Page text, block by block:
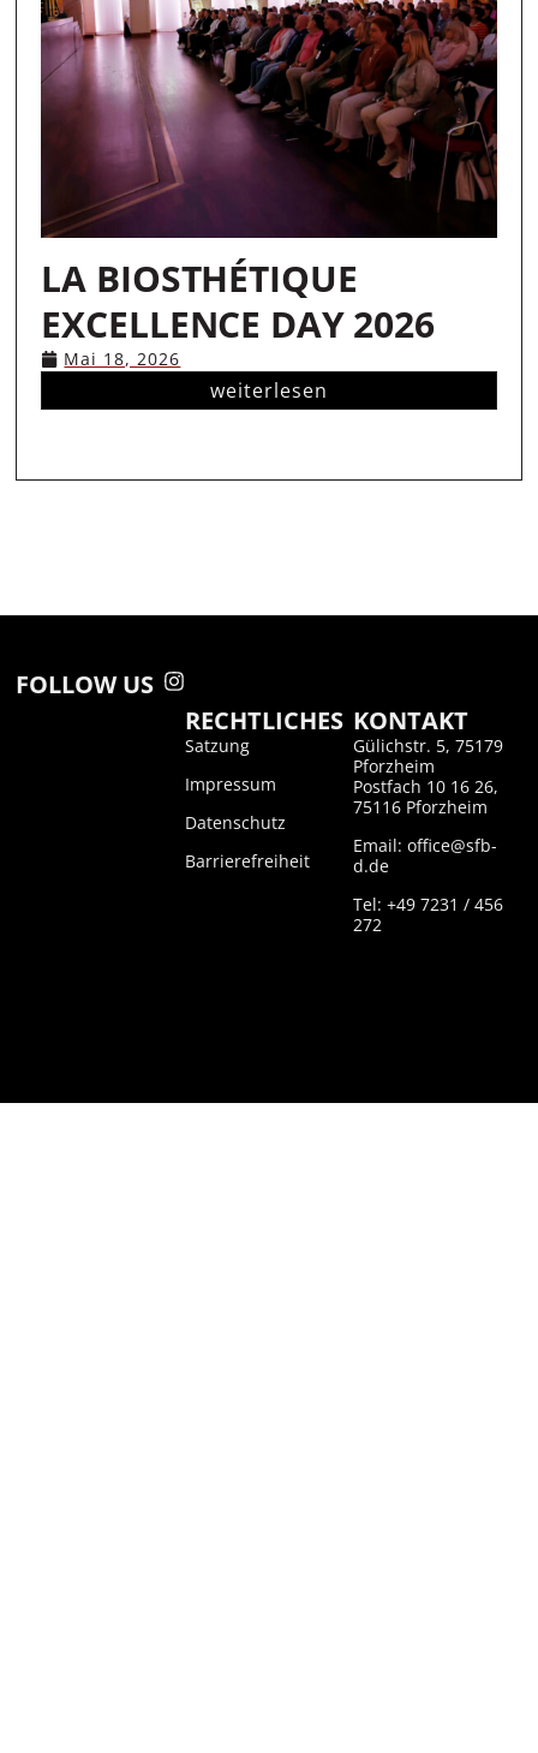
LA BIOSTHÉTIQUE
EXCELLENCE DAY 2026
Mai 18, 2026
weiterlesen
FOLLOW US
RECHTLICHES
Satzung
Impressum
Datenschutz
Barrierefreiheit
KONTAKT
Gülichstr. 5, 75179
Pforzheim
Postfach 10 16 26,
75116 Pforzheim
Email: office@sfb-
d.de
Tel: +49 7231 / 456
272